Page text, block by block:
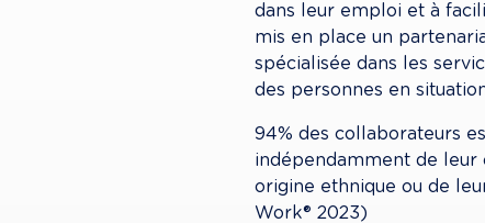
dans leur emploi et à
mis en place un
spécialisée dans les
des personnes en
94% des collaborateurs
indépendamment de leur
origine ethnique ou de
Work® 2023)